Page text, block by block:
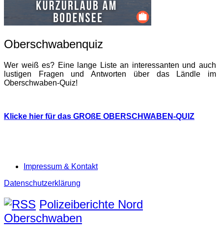
Oberschwabenquiz
Wer weiß es? Eine lange Liste an interessanten und auch
lustigen Fragen und Antworten über das Ländle im
Oberschwaben-Quiz!
Klicke hier für das GROßE OBERSCHWABEN-QUIZ
Impressum & Kontakt
Datenschutzerklärung
Polizeiberichte Nord
Oberschwaben